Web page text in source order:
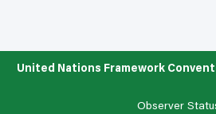
United Nations Framework
Observer